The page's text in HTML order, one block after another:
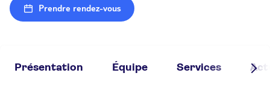
Prendre rendez-vous
Présentation Équipe Services